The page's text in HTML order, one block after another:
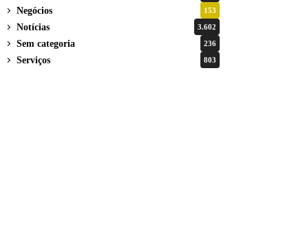
Negócios 153
Notícias 3.602
Sem categoria 236
Serviços 803